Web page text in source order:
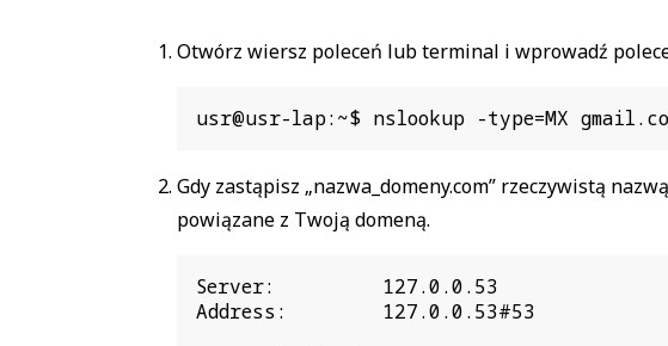
Otwórz wiersz poleceń lub terminal i wprowadź
usr@usr-lap:~$ nslookup -type=MX
Gdy zastąpisz „nazwa_domeny.com” rzeczywistą
powiązane z Twoją domeną.
Server:         127.0.0.53
Address:        127.0.0.53#53